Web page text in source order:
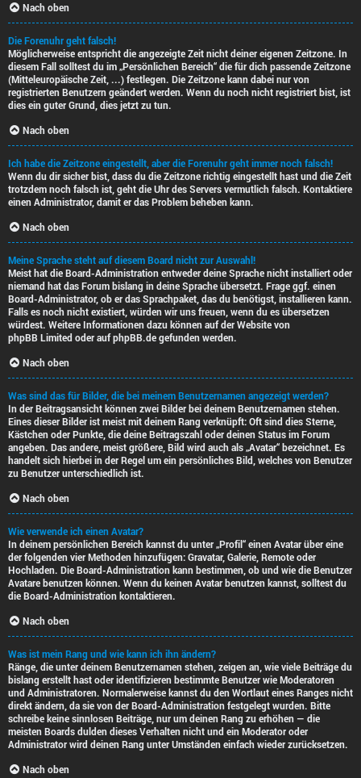
Nach oben
Die Forenuhr geht falsch!
Möglicherweise entspricht die angezeigte Zeit nicht deiner eigenen Zeitzone. In
diesem Fall solltest du im „Persönlichen Bereich“ die für dich passende Zeitzone
(Mitteleuropäische Zeit, ...) festlegen. Die Zeitzone kann dabei nur von
registrierten Benutzern geändert werden. Wenn du noch nicht registriert bist, ist
dies ein guter Grund, dies jetzt zu tun.
Nach oben
Ich habe die Zeitzone eingestellt, aber die Forenuhr geht immer noch falsch!
Wenn du dir sicher bist, dass du die Zeitzone richtig eingestellt hast und die Zeit
trotzdem noch falsch ist, geht die Uhr des Servers vermutlich falsch. Kontaktiere
einen Administrator, damit er das Problem beheben kann.
Nach oben
Meine Sprache steht auf diesem Board nicht zur Auswahl!
Meist hat die Board-Administration entweder deine Sprache nicht installiert oder
niemand hat das Forum bislang in deine Sprache übersetzt. Frage ggf. einen
Board-Administrator, ob er das Sprachpaket, das du benötigst, installieren kann.
Falls es noch nicht existiert, würden wir uns freuen, wenn du es übersetzen
würdest. Weitere Informationen dazu können auf der Website von
phpBB Limited oder aufphpBB.degefunden werden.
Nach oben
Was sind das für Bilder, die bei meinem Benutzernamen angezeigt werden?
In der Beitragsansicht können zwei Bilder bei deinem Benutzernamen stehen.
Eines dieser Bilder ist meist mit deinem Rang verknüpft: Oft sind dies Sterne,
Kästchen oder Punkte, die deine Beitragszahl oder deinen Status im Forum
angeben. Das andere, meist größere, Bild wird auch als „Avatar“ bezeichnet. Es
handelt sich hierbei in der Regel um ein persönliches Bild, welches von Benutzer
zu Benutzer unterschiedlich ist.
Nach oben
Wie verwende ich einen Avatar?
In deinem persönlichen Bereich kannst du unter „Profil“ einen Avatar über eine
der folgenden vier Methoden hinzufügen: Gravatar, Galerie, Remote oder
Hochladen. Die Board-Administration kann bestimmen, ob und wie die Benutzer
Avatare benutzen können. Wenn du keinen Avatar benutzen kannst, solltest du
die Board-Administration kontaktieren.
Nach oben
Was ist mein Rang und wie kann ich ihn ändern?
Ränge, die unter deinem Benutzernamen stehen, zeigen an, wie viele Beiträge du
bislang erstellt hast oder identifizieren bestimmte Benutzer wie Moderatoren
und Administratoren. Normalerweise kannst du den Wortlaut eines Ranges nicht
direkt ändern, da sie von der Board-Administration festgelegt wurden. Bitte
schreibe keine sinnlosen Beiträge, nur um deinen Rang zu erhöhen — die
meisten Boards dulden dieses Verhalten nicht und ein Moderator oder
Administrator wird deinen Rang unter Umständen einfach wieder zurücksetzen.
Nach oben